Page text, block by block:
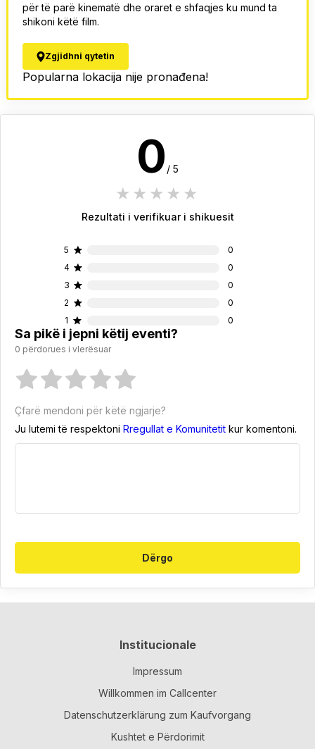
për të parë kinematë dhe oraret e shfaqjes ku mund ta
shikoni këtë film.
Zgjidhni qytetin
Popularna lokacija nije pronađena!
Sa pikë i jepni këtij eventi?
0 përdorues i vlerësuar
Çfarë mendoni për këtë ngjarje?
Ju lutemi të respektoni Rregullat e Komunitetit kur komentoni.
Dërgo
0 / 5
4 stars
3 stars
2 stars
1 star
Rezultati i verifikuar i shikuesit
5
0
4
0
3
0
2
0
1
0
Institucionale
Impressum
Willkommen im Callcenter
Datenschutzerklärung zum Kaufvorgang
Kushtet e Përdorimit